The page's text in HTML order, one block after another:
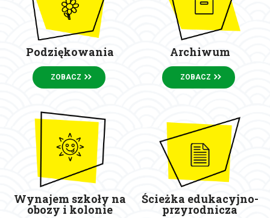
Podziękowania
ZOBACZ
Archiwum
ZOBACZ
Wynajem szkoły na
obozy i kolonie
Ścieżka edukacyjno-
przyrodnicza